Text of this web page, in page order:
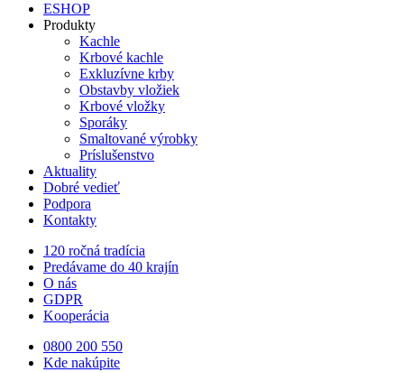
ESHOP
Produkty
Kachle
Krbové kachle
Exkluzívne krby
Obstavby vložiek
Krbové vložky
Sporáky
Smaltované výrobky
Príslušenstvo
Aktuality
Dobré vedieť
Podpora
Kontakty
120 ročná tradícia
Predávame do 40 krajín
O nás
GDPR
Kooperácia
0800 200 550
Kde nakúpite